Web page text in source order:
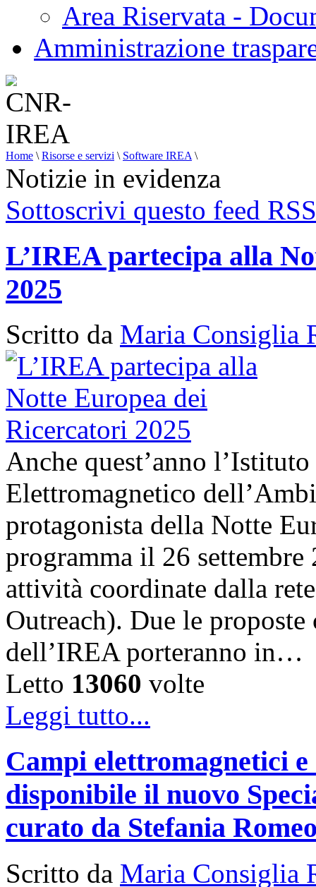
Area Riservata -
Amministrazione
Home \ Risorse e servizi \ Software IREA \
Notizie in evidenza
Sottoscrivi questo feed RSS
L’IREA partecipa alla
2025
Scritto da Maria Consiglia
Anche quest’anno
Elettromagnetico
protagonista della Notte
programma il 26
attività coordinate dalla
Outreach). Due le
dell’IREA porteranno in…
Letto 13060 volte
Leggi tutto...
Campi elettromagnetici
disponibile il nuovo
curato da Stefania
Scritto da Maria Consiglia